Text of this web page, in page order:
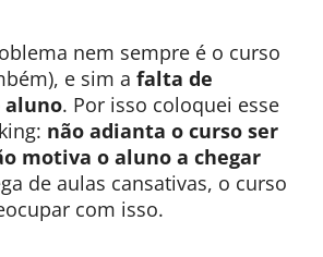
nem sempre é o curso
e sim a falta de
aluno. Por isso coloquei esse
não adianta o curso ser
motiva o aluno a chegar
de aulas cansativas, o curso
com isso.